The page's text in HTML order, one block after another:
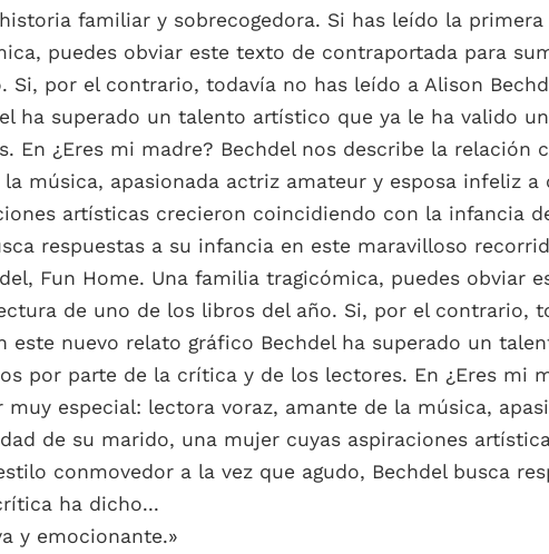
familiar y sobrecogedora. Si has leído la primera
puedes obviar este texto de contraportada para
por el contrario, todavía no has leído a Alison
ha superado un talento artístico que ya le ha valido
¿Eres mi madre? Bechdel nos describe la relación
música, apasionada actriz amateur y esposa infeliz a
artísticas crecieron coincidiendo con la infancia
respuestas a su infancia en este maravilloso
Fun Home. Una familia tragicómica, puedes obviar
de uno de los libros del año. Si, por el contrario,
este nuevo relato gráfico Bechdel ha superado un
por parte de la crítica y de los lectores. En ¿Eres mi
especial: lectora voraz, amante de la música,
de su marido, una mujer cuyas aspiraciones
conmovedor a la vez que agudo, Bechdel busca
ha dicho...
y emocionante.»